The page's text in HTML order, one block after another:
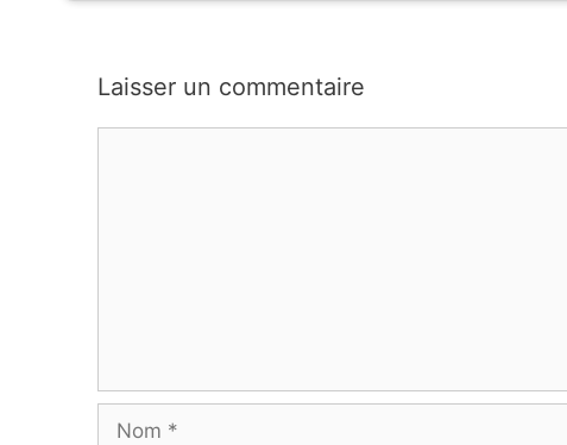
Laisser un commentaire